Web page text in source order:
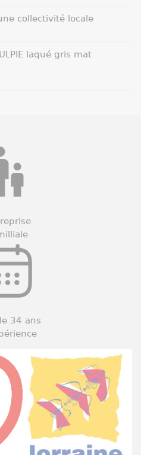
collectivité locale
laqué gris mat
34 ans